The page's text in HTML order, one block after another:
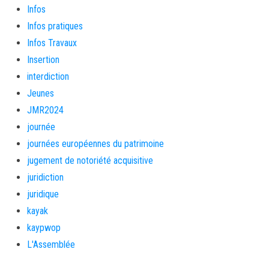
Infos
Infos pratiques
Infos Travaux
Insertion
interdiction
Jeunes
JMR2024
journée
journées européennes du patrimoine
jugement de notoriété acquisitive
juridiction
juridique
kayak
kaypwop
L'Assemblée